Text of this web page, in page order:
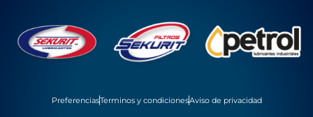
PreferenciasTerminos y condicionesAviso de privacidad